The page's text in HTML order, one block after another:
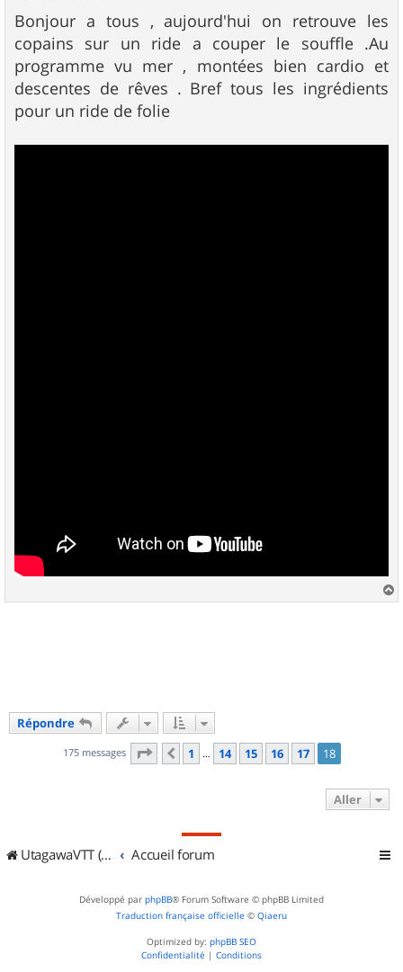
s
s
a
g
e
Bonjour a tous , aujourd'hui on retrouve les
copains sur un ride a couper le souffle .Au
programme vu mer , montées bien cardio et
descentes de rêves . Bref tous les ingrédients
pour un ride de folie
a
Répondre
175 messages Page 18 sur18
Précédent
1 … 14 15 16 17 18
Aller
UtagawaVTT (Randos VTT et VTTAE avec traces GPS) Accueil forum
Développé par phpBB® Forum Software © phpBB Limited
Traduction française officielle © Qiaeru
Optimized by: phpBB SEO
Confidentialité | Conditions